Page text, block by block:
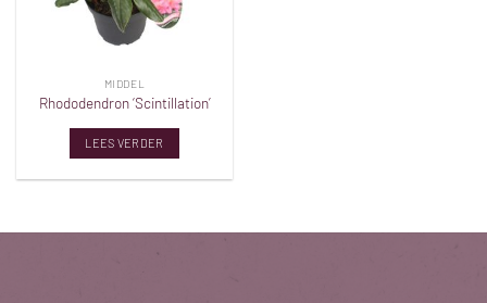
MIDDEL
Rhododendron ‘Scintillation’
LEES VERDER